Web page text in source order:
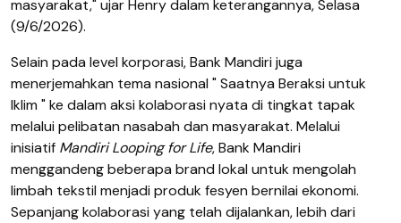
masyarakat," ujar Henry dalam keterangannya, Selasa
(9/6/2026).
Selain pada level korporasi, Bank Mandiri juga
menerjemahkan tema nasional " Saatnya Beraksi untuk
Iklim " ke dalam aksi kolaborasi nyata di tingkat tapak
melalui pelibatan nasabah dan masyarakat. Melalui
inisiatif Mandiri Looping for Life, Bank Mandiri
menggandeng beberapa brand lokal untuk mengolah
limbah tekstil menjadi produk fesyen bernilai ekonomi.
Sepanjang kolaborasi yang telah dijalankan, lebih dari